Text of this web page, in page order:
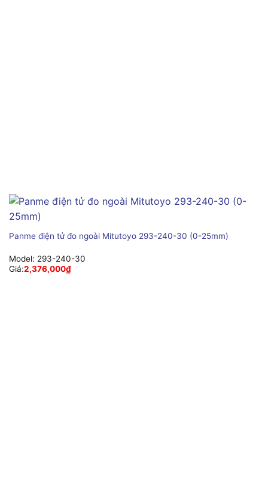
Panme điện tử đo ngoài Mitutoyo 293-240-30 (0-25mm)
Model: 293-240-30
Giá:2,376,000₫